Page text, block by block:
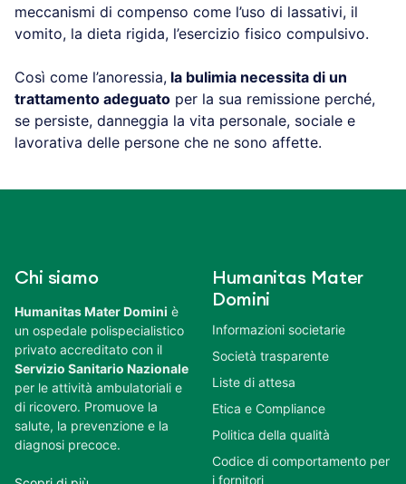
meccanismi di compenso come l’uso di lassativi, il
vomito, la dieta rigida, l’esercizio fisico compulsivo.
Così come l’anoressia, la bulimia necessita di un
trattamento adeguato per la sua remissione perché,
se persiste, danneggia la vita personale, sociale e
lavorativa delle persone che ne sono affette.
Chi siamo
Humanitas Mater Domini è
un ospedale polispecialistico
privato accreditato con il
Servizio Sanitario Nazionale
per le attività ambulatoriali e
di ricovero. Promuove la
salute, la prevenzione e la
diagnosi precoce.
Humanitas Mater
Domini
Informazioni societarie
Società trasparente
Liste di attesa
Etica e Compliance
Politica della qualità
Codice di comportamento per
i fornitori